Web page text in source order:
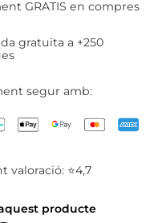
GRATIS en compres
gratuïta a +250